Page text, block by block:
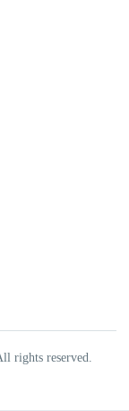
rights reserved.